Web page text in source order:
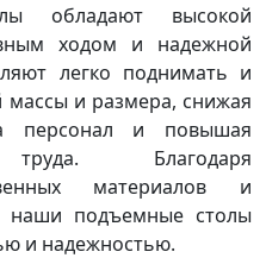
обладают высокой
ходом и надежной
легко поднимать и
и размера, снижая
персонал и повышая
труда. Благодаря
материалов и
наши подъемные столы
и надежностью.